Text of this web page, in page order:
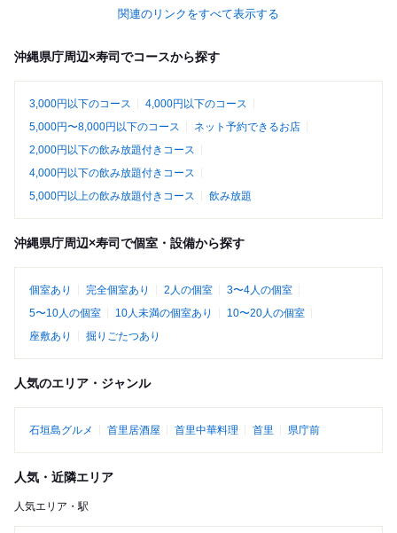
関連のリンクをすべて表示する
沖縄県庁周辺×寿司でコースから探す
3,000円以下のコース
4,000円以下のコース
5,000円〜8,000円以下のコース
ネット予約できるお店
2,000円以下の飲み放題付きコース
4,000円以下の飲み放題付きコース
5,000円以上の飲み放題付きコース
飲み放題
沖縄県庁周辺×寿司で個室・設備から探す
個室あり 完全個室あり 2人の個室
3〜4人の個室
5〜10人の個室
10人未満の個室あり
10〜20人の個室
座敷あり
掘りごたつあり
人気のエリア・ジャンル
石垣島グルメ 首里居酒屋 首里中華料理 首里 県庁前
人気・近隣エリア
人気エリア・駅